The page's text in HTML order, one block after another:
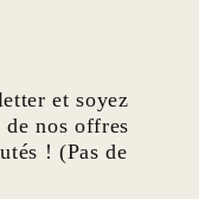
et soyez
nos offres
! (Pas de